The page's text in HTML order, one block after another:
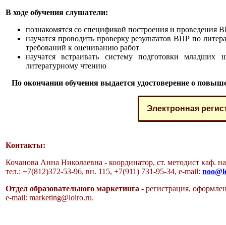
В ходе обучения слушатели:
познакомятся со спецификой построения и проведения
научатся проводить проверку результатов ВПР по
требований к оцениванию работ
научатся встраивать систему подготовки
литературному чтению
По окончании обучения выдается удостоверение о
Электронная
Контакты:
Кочанова Анна Николаевна - координатор, ст. методист каф.
тел.: +7(812)372-53-96, вн. 115, +7(911) 731-95-34, e-mail:
Отдел образовательного маркетинга - регистрация,
e-mail: marketing@loiro.ru.